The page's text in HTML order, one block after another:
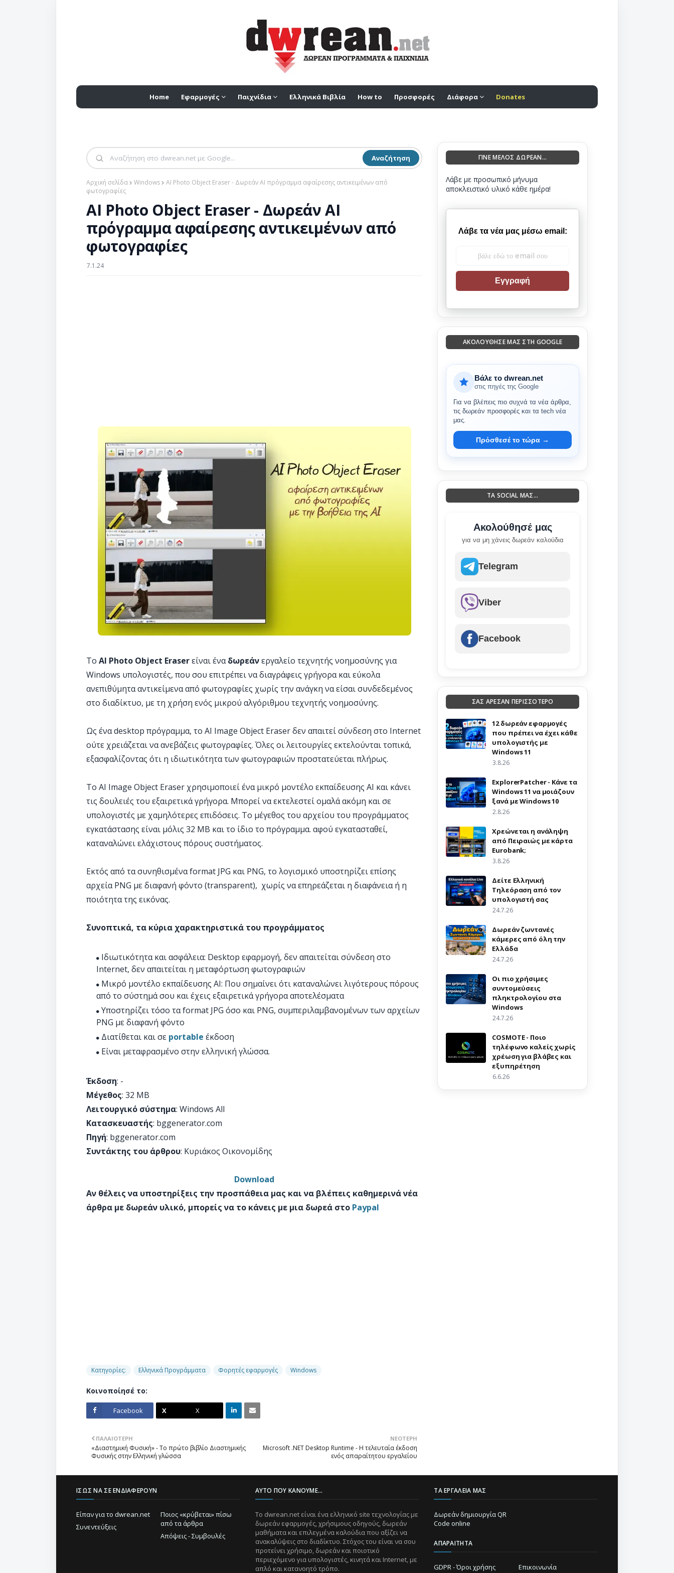
Home Εφαρμογές Παιχνίδια Ελληνικά Βιβλία How to Προσφορές Διάφορα Donates
Αναζήτηση
Αρχική σελίδα Windows
AI Photo Object Eraser - Δωρεάν AI πρόγραμμα αφαίρεσης αντικειμένων από
φωτογραφίες
AI Photo Object Eraser - Δωρεάν AI
πρόγραμμα αφαίρεσης αντικειμένων από
φωτογραφίες
7.1.24
Το AI Photo Object Eraserείναι έναδωρεάνεργαλείο τεχνητής νοημοσύνης για
Windows υπολογιστές, που σου επιτρέπει να διαγράφεις γρήγορα και εύκολα
ανεπιθύμητα αντικείμενα από φωτογραφίες χωρίς την ανάγκη να είσαι συνδεδεμένος
στο διαδίκτυο, με τη χρήση ενός μικρού αλγόριθμου τεχνητής νοημοσύνης.
Ως ένα desktop πρόγραμμα, το AI Image Object Eraser δεν απαιτεί σύνδεση στο Internet
ούτε χρειάζεται να ανεβάζεις φωτογραφίες. Όλες οι λειτουργίες εκτελούνται τοπικά,
εξασφαλίζοντας ότι η ιδιωτικότητα των φωτογραφιών προστατεύεται πλήρως.
Το AI Image Object Eraser χρησιμοποιεί ένα μικρό μοντέλο εκπαίδευσης AI και κάνει
τις δουλειές του εξαιρετικά γρήγορα. Μπορεί να εκτελεστεί ομαλά ακόμη και σε
υπολογιστές με χαμηλότερες επιδόσεις. Το μέγεθος του αρχείου του προγράμματος
εγκατάστασης είναι μόλις 32 MB και το ίδιο το πρόγραμμα. αφού εγκατασταθεί,
καταναλώνει ελάχιστους πόρους συστήματος.
Εκτός από τα συνηθισμένα format JPG και PNG, το λογισμικό υποστηρίζει επίσης
αρχεία PNG με διαφανή φόντο (transparent), χωρίς να επηρεάζεται η διαφάνεια ή η
ποιότητα της εικόνας.
Συνοπτικά, τα κύρια χαρακτηριστικά του προγράμματος
Ιδιωτικότητα και ασφάλεια: Desktop εφαρμογή, δεν απαιτείται σύνδεση στο
Internet, δεν απαιτείται η μεταφόρτωση φωτογραφιών
Μικρό μοντέλο εκπαίδευσης AI: Που σημαίνει ότι καταναλώνει λιγότερους πόρους
από το σύστημά σου και έχεις εξαιρετικά γρήγορα αποτελέσματα
Υποστηρίζει τόσο τα format JPG όσο και PNG, συμπεριλαμβανομένων των αρχείων
PNG με διαφανή φόντο
Διατίθεται και σε portable έκδοση
Είναι μεταφρασμένο στην ελληνική γλώσσα.
Έκδοση: -
Μέγεθος: 32 MB
Λειτουργικό σύστημα: Windows All
Κατασκευαστής: bggenerator.com
Πηγή: bggenerator.com
Συντάκτης του άρθρου: Κυριάκος Οικονομίδης
Download
Αν θέλεις να υποστηρίξεις την προσπάθεια μας και να βλέπεις καθημερινά νέα
άρθρα με δωρεάν υλικό, μπορείς να το κάνεις με μια δωρεά στο Paypal
Κατηγορίες: Ελληνικά Προγράμματα Φορητές εφαρμογές Windows
Κοινοποίησέ το:
Facebook
X
ΝΕΌΤΕΡΗ
Microsoft .NET Desktop Runtime - Η τελευταία έκδοση
ενός απαραίτητου εργαλείου
ΠΑΛΑΙΌΤΕΡΗ
«Διαστημική Φυσική» - Το πρώτο βιβλίο Διαστημικής
Φυσικής στην Ελληνική γλώσσα
ΓΙΝΕ ΜΕΛΟΣ ΔΩΡΕΑΝ...
Λάβε με προσωπικό μήνυμα
αποκλειστικό υλικό κάθε ημέρα!
Λάβε τα νέα μας μέσω email:
Εγγραφή
ΑΚΟΛΟΎΘΗΣΈ ΜΑΣ ΣΤΗ GOOGLE
Βάλε το dwrean.net
στις πηγές της Google
Για να βλέπεις πιο συχνά τα νέα άρθρα,
τις δωρεάν προσφορές και τα tech νέα
μας.
Πρόσθεσέ το τώρα →
ΤΑ SOCIAL ΜΑΣ...
Ακολούθησέ μας
για να μη χάνεις δωρεάν καλούδια
Telegram
Viber
Facebook
ΣΑΣ ΑΡΕΣΑΝ ΠΕΡΙΣΣΟΤΕΡΟ
12 δωρεάν εφαρμογές
που πρέπει να έχει κάθε
υπολογιστής με
Windows 11
3.8.26
ExplorerPatcher - Κάνε τα
Windows 11 να μοιάζουν
ξανά με Windows 10
2.8.26
Χρεώνεται η ανάληψη
από Πειραιώς με κάρτα
Eurobank;
3.8.26
Δείτε Ελληνική
Τηλεόραση από τον
υπολογιστή σας
24.7.26
Δωρεάν ζωντανές
κάμερες από όλη την
Ελλάδα
24.7.26
Οι πιο χρήσιμες
συντομεύσεις
πληκτρολογίου στα
Windows
24.7.26
COSMOTE - Ποιο
τηλέφωνο καλείς χωρίς
χρέωση για βλάβες και
εξυπηρέτηση
6.6.26
ΊΣΩΣ ΝΑ ΣΕ ΕΝΔΙΑΦΈΡΟΥΝ
Είπαν για το dwrean.net
Ποιος «κρύβεται» πίσω
από τα άρθρα
Συνεντεύξεις
Απόψεις - Συμβουλές
ΑΥΤΌ ΠΟΥ ΚΆΝΟΥΜΕ...
Το dwrean.net είναι ένα ελληνικό site τεχνολογίας με
δωρεάν εφαρμογές, χρήσιμους οδηγούς, δωρεάν
μαθήματα και επιλεγμένα καλούδια που αξίζει να
ανακαλύψεις στο διαδίκτυο. Στόχος του είναι να σου
προτείνει χρήσιμο, δωρεάν και ποιοτικό
περιεχόμενο για υπολογιστές, κινητά και Internet, με
απλό και κατανοητό τρόπο.
ΤΑ ΕΡΓΑΛΕΊΑ ΜΑΣ
Δωρεάν δημιουργία QR
Code online
ΑΠΑΡΑΊΤΗΤΑ
GDPR - Όροι χρήσης Επικοινωνία